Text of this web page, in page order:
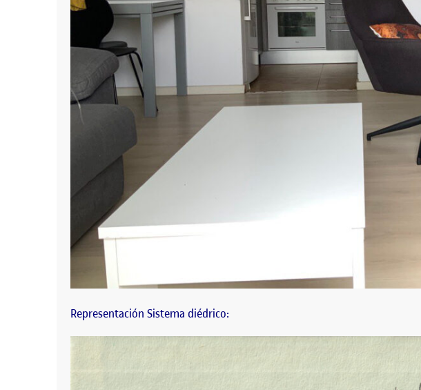
Representación Sistema diédrico: